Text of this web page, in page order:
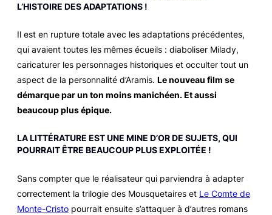
L’HISTOIRE DES ADAPTATIONS !
Il est en rupture totale avec les adaptations précédentes,
qui avaient toutes les mêmes écueils : diaboliser Milady,
caricaturer les personnages historiques et occulter tout un
aspect de la personnalité d’Aramis. Le nouveau film se
démarque par un ton moins manichéen. Et aussi
beaucoup plus épique.
LA LITTÉRATURE EST UNE MINE D’OR DE SUJETS, QUI
POURRAIT ÊTRE BEAUCOUP PLUS EXPLOITÉE !
Sans compter que le réalisateur qui parviendra à adapter
correctement la trilogie des Mousquetaires et Le Comte de
Monte-Cristo pourrait ensuite s’attaquer à d’autres romans